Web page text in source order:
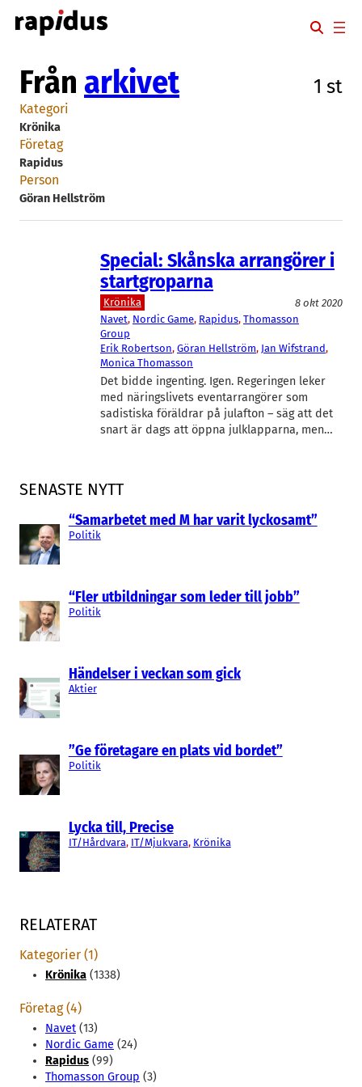
Hoppa
till
SENASTE NYTT
“Samarbetet med M har varit lyckosamt”
Politik
“Fler utbildningar som leder till jobb”
Politik
Händelser i veckan som gick
Aktier
”Ge företagare en plats vid bordet”
Politik
Lycka till, Precise
IT/Hårdvara, IT/Mjukvara, Krönika
Från arkivet 1 st
Kategori
Krönika
Företag
Rapidus
Person
Göran Hellström
Special: Skånska arrangörer i
startgroparna
Krönika
8 okt 2020
Navet, Nordic Game, Rapidus, Thomasson
Group
Erik Robertson, Göran Hellström, Jan Wifstrand
Monica Thomasson
Det bidde ingenting. Igen. Regeringen leker
med näringslivets eventarrangörer som
sadistiska föräldrar på julafton – säg att det
snart är dags att öppna julklapparna, men…
RELATERAT
Kategorier (1)
Krönika (1338)
Företag (4)
Navet (13)
Nordic Game (24)
Rapidus (99)
Thomasson Group (3)